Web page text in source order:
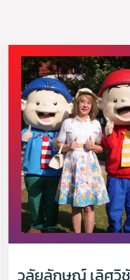
วลัยลักษณ์ เลิศวิชั